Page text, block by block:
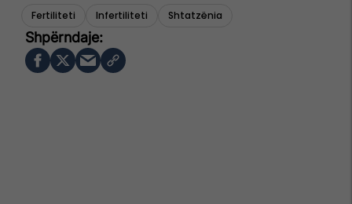
Fertiliteti Infertiliteti Shtatzënia